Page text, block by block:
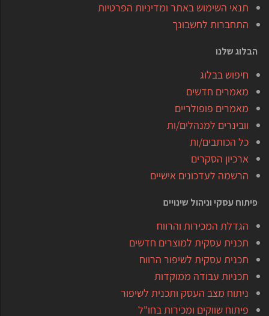
תנאי השימוש באתר ומדיניות הפרטיות
התחברות לחשבונך
הבלוג שלנו
חיפוש בבלוג
מאמרים חדשים
מאמרים פופולריים
וובינרים למנהלים/ות
כל הכותבים/ות
ארכיון הסקרים
הרשמה לעדכונים אישיים
פיתוח עסקי וניהול שינויים
הגדלת המכירות והרווח
תכנית עסקית למוצרים חדשים
תכנית עסקית לשיפור הרווח
תכניות עבודה ממוקדות
ניתוח מצב העסק ותכנית לשיפור
פיתוח שווקים ומכירות בחו"ל